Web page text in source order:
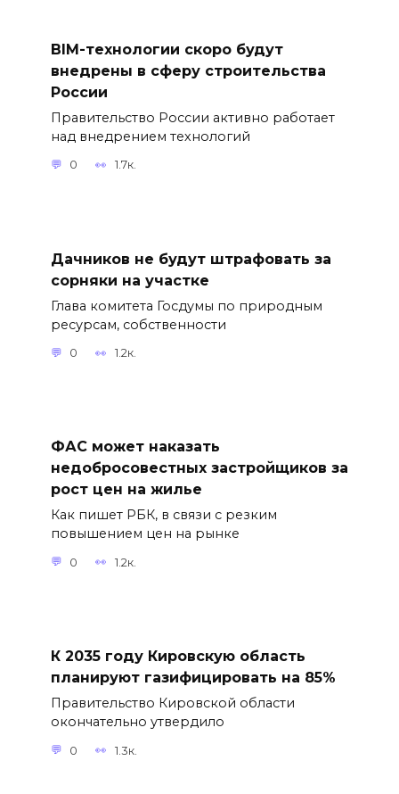
BIM-технологии скоро будут
внедрены в сферу строительства
России
Правительство России активно работает
над внедрением технологий
0 1.7к.
Дачников не будут штрафовать за
сорняки на участке
Глава комитета Госдумы по природным
ресурсам, собственности
0 1.2к.
ФАС может наказать
недобросовестных застройщиков за
рост цен на жилье
Как пишет РБК, в связи с резким
повышением цен на рынке
0 1.2к.
К 2035 году Кировскую область
планируют газифицировать на 85%
Правительство Кировской области
окончательно утвердило
0 1.3к.